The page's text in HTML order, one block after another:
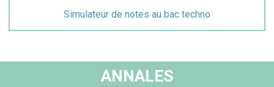
Simulateur de notes au bac techno
ANNALES